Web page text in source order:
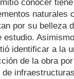
conocer
naturales
por su belleza
estudio.
identificar a la
de la obra